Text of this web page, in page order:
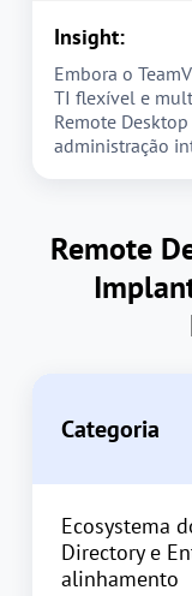
Insight:
Embora o
TI flexível e
Remote
administração
Remote
Categoria
Ecosystema
Directory e
alinhamento